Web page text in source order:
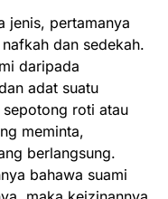
jenis, pertamanya
dan sedekah.
daripada
adat suatu
roti atau
meminta,
berlangsung.
bahawa suami